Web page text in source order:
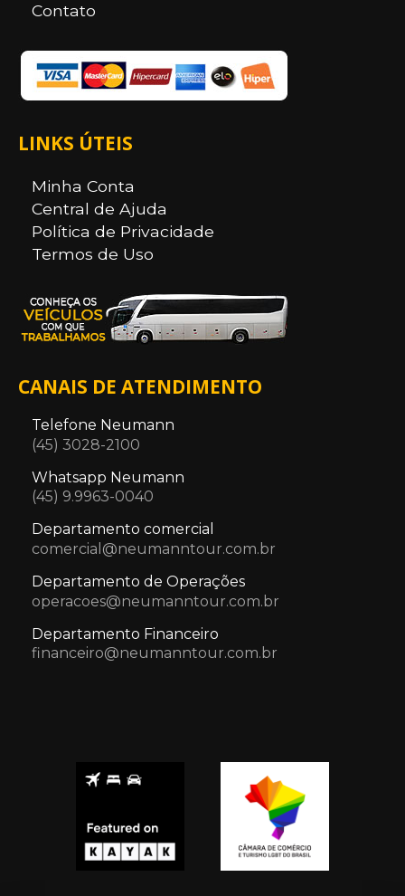
Contato
LINKS ÚTEIS
Minha Conta
Central de Ajuda
Política de Privacidade
Termos de Uso
CANAIS DE ATENDIMENTO
Telefone Neumann
(45) 3028-2100
Whatsapp Neumann
(45) 9.9963-0040
Departamento comercial
comercial@neumanntour.com.br
Departamento de Operações
operacoes@neumanntour.com.br
Departamento Financeiro
financeiro@neumanntour.com.br